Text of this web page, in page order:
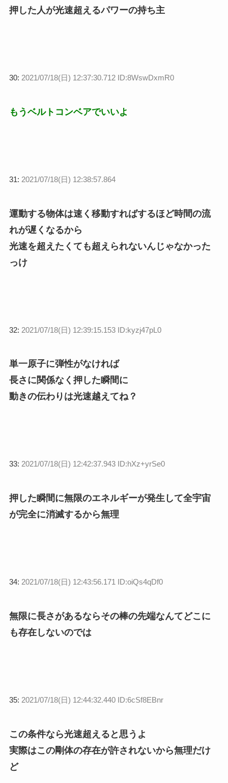
押した人が光速超えるパワーの持ち主
30: 2021/07/18(日) 12:37:30.712 ID:8WswDxmR0
もうベルトコンベアでいいよ
31: 2021/07/18(日) 12:38:57.864
運動する物体は速く移動すればするほど時間の流
れが遅くなるから
光速を超えたくても超えられないんじゃなかった
っけ
32: 2021/07/18(日) 12:39:15.153 ID:kyzj47pL0
単一原子に弾性がなければ
長さに関係なく押した瞬間に
動きの伝わりは光速越えてね？
33: 2021/07/18(日) 12:42:37.943 ID:hXz+yrSe0
押した瞬間に無限のエネルギーが発生して全宇宙
が完全に消滅するから無理
34: 2021/07/18(日) 12:43:56.171 ID:oiQs4qDf0
無限に長さがあるならその棒の先端なんてどこに
も存在しないのでは
35: 2021/07/18(日) 12:44:32.440 ID:6cSf8EBnr
この条件なら光速超えると思うよ
実際はこの剛体の存在が許されないから無理だけ
ど